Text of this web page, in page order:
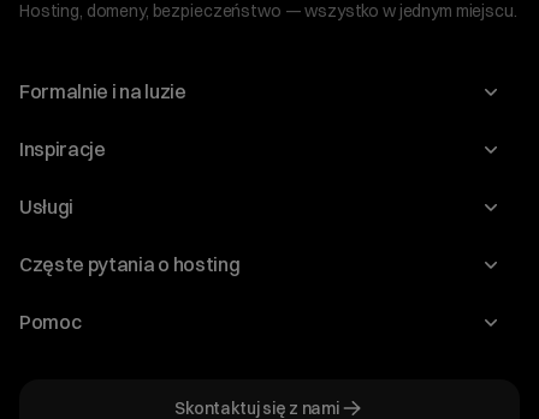
Hosting, domeny, bezpieczeństwo — wszystko w jednym miejscu.
Formalnie i na luzie
O nas
Program Korzyści dla Inwestorów
Regulaminy i specyfikacje
Inspiracje
Blog
WordPress
Audyt stron
Usługi
Domeny
Częste pytania o hosting
Jak przenieść stronę?
Pomoc
Skontaktuj się z nami